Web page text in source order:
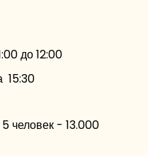
до 12:00
15:30
человек - 13.000